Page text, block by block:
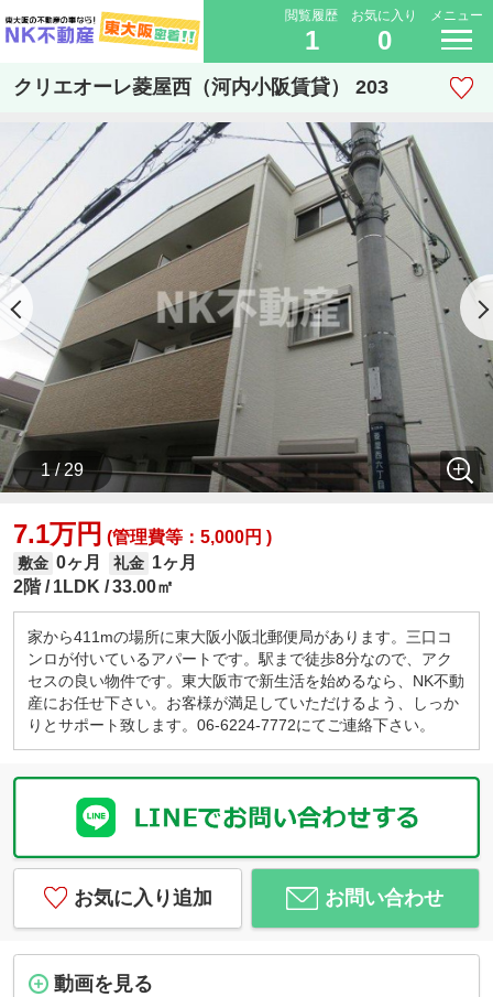
閲覧履歴
1
お気に入り
0
メニュー
クリエオーレ菱屋西（河内小阪賃貸） 203
1 / 29
7.1万円 (管理費等：5,000円 )
敷金 0ヶ月 礼金 1ヶ月
2階
1LDK 33.00㎡
家から411mの場所に東大阪小阪北郵便局があります。三口コ
ンロが付いているアパートです。駅まで徒歩8分なので、アク
セスの良い物件です。東大阪市で新生活を始めるなら、NK不動
産にお任せ下さい。お客様が満足していただけるよう、しっか
りとサポート致します。06-6224-7772にてご連絡下さい。
お気に入り追加 お問い合わせ
動画を見る